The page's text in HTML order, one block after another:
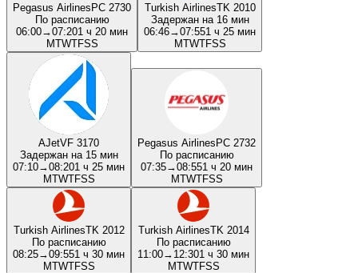
Pegasus AirlinesPC 2730
По расписанию
06:00→07:201 ч 20 мин
MTWTFSS
Turkish AirlinesTK 2010
Задержан на 16 мин
06:46→07:551 ч 25 мин
MTWTFSS
AJetVF 3170
Задержан на 15 мин
07:10→08:201 ч 25 мин
MTWTFSS
Pegasus AirlinesPC 2732
По расписанию
07:35→08:551 ч 20 мин
MTWTFSS
Turkish AirlinesTK 2012
По расписанию
08:25→09:551 ч 30 мин
MTWTFSS
Turkish AirlinesTK 2014
По расписанию
11:00→ 12:301 ч 30 мин
MTWTFSS